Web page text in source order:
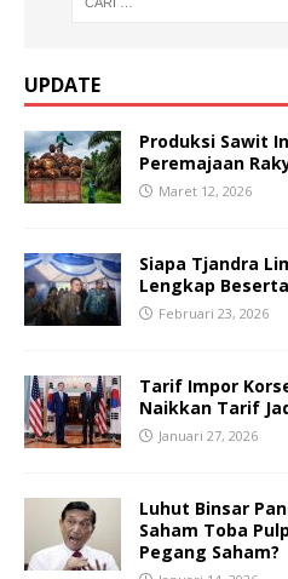
UPDATE
Produksi Sawit
Peremajaan
Maret 12, 2026
Siapa Tjandra
Lengkap
Februari 23, 2026
Tarif Impor
Naikkan Tarif
Januari 27, 2026
Luhut Binsar
Saham Toba
Pegang Saham?